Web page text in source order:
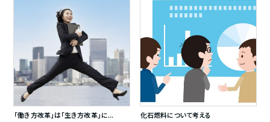
「働き方改革」は「生き方改革」に... 化石燃料について考える